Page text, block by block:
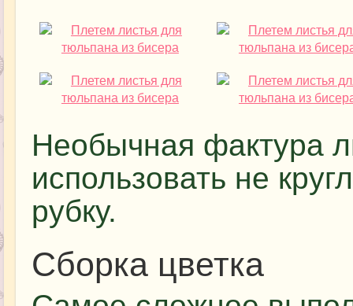
Необычная фактура
использовать не
рубку.
Сборка цветка